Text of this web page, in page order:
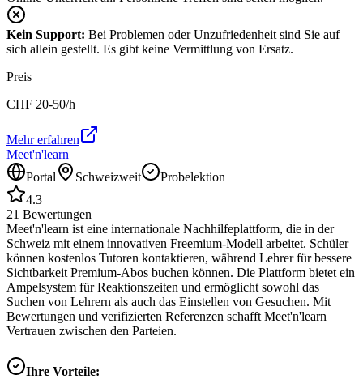
Kein Support: Bei Problemen oder Unzufriedenheit sind Sie auf
sich allein gestellt. Es gibt keine Vermittlung von Ersatz.
Preis
CHF 20-50/h
Mehr erfahren
Meet'n'learn
Portal
Schweizweit
Probelektion
4.3
21 Bewertungen
Meet'n'learn ist eine internationale Nachhilfeplattform, die in der
Schweiz mit einem innovativen Freemium-Modell arbeitet. Schüler
können kostenlos Tutoren kontaktieren, während Lehrer für bessere
Sichtbarkeit Premium-Abos buchen können. Die Plattform bietet ein
Ampelsystem für Reaktionszeiten und ermöglicht sowohl das
Suchen von Lehrern als auch das Einstellen von Gesuchen. Mit
Bewertungen und verifizierten Referenzen schafft Meet'n'learn
Vertrauen zwischen den Parteien.
Ihre Vorteile: